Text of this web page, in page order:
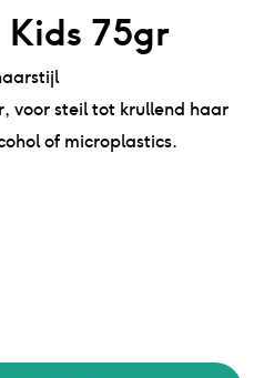
75gr
voor steil tot krullend haar
of microplastics.